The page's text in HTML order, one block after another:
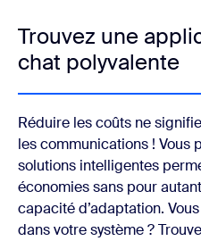
Trouvez une
chat polyvalente
Réduire les coûts ne
les communications ! Vous
solutions intelligentes
économies sans pour
capacité d’adaptation.
dans votre système ?